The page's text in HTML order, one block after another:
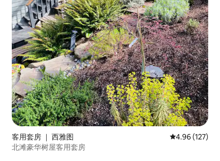
客用套房 ｜ 西雅图 平均评分 4.96
4.96 (127)
北滩豪华树屋客用套房